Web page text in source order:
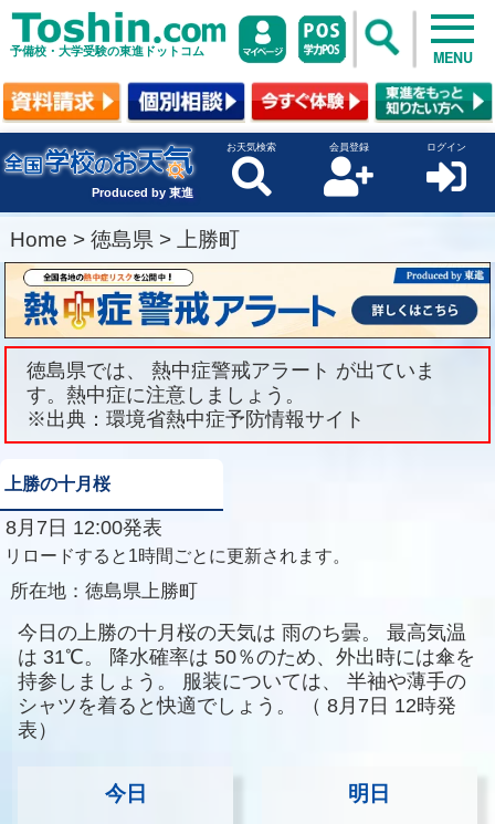
予備校・大学受験の東進ドットコム MENU
Produced by 東進
お天気検索 会員登録 ログイン
Home > 徳島県 > 上勝町
徳島県では、 熱中症警戒アラート が出ていま
す。熱中症に注意しましょう。
※出典：環境省熱中症予防情報サイト
上勝の十月桜
8月7日 12:00発表
リロードすると1時間ごとに更新されます。
所在地： 徳島県上勝町
今日の上勝の十月桜の天気は 雨のち曇。
最高気温
は 31℃。 降水確率は 50％のため、外出時には傘を
持参しましょう。
服装については、
半袖や薄手の
シャツを着ると快適でしょう。
（ 8月7日 12時発
表）
今日 明日